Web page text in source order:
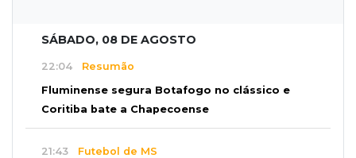
SÁBADO, 08 DE AGOSTO
22:04 Resumão
Fluminense segura Botafogo no clássico e
Coritiba bate a Chapecoense
21:43 Futebol de MS